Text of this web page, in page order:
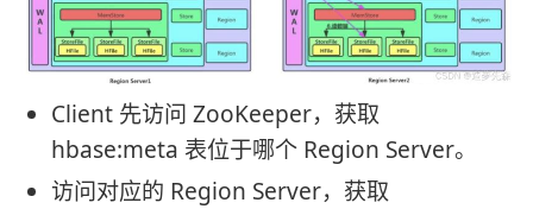
Client 先访问 ZooKeeper，获取
hbase:meta 表位于哪个 Region Server。
访问对应的 Region Server，获取